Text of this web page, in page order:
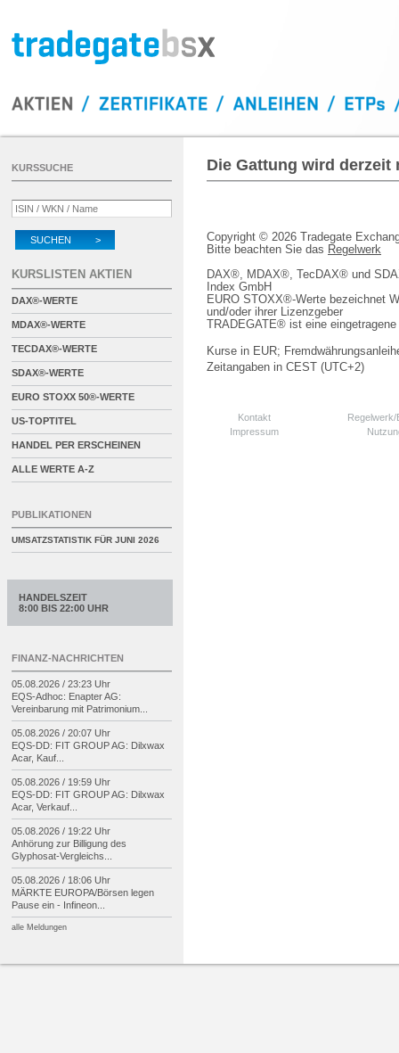
Die Gattung wird derzeit
Copyright © 2026 Tradegate
Bitte beachten Sie das Regelwerk
DAX®, MDAX®, TecDAX® und
Index GmbH
EURO STOXX®-Werte bezeichnet
und/oder ihrer Lizenzgeber
TRADEGATE® ist eine
Kurse in EUR;
Zeitangaben in CEST (UTC+2)
Kontakt
Impressum
KURSSUCHE
SUCHEN >
KURSLISTEN AKTIEN
DAX®-WERTE
MDAX®-WERTE
TECDAX®-WERTE
SDAX®-WERTE
EURO STOXX 50®-WERTE
US-TOPTITEL
HANDEL PER ERSCHEINEN
ALLE WERTE A-Z
PUBLIKATIONEN
UMSATZSTATISTIK FÜR JUNI 2026
HANDELSZEIT
8:00 BIS 22:00 UHR
FINANZ-NACHRICHTEN
05.08.2026 / 23:23 Uhr
EQS-Adhoc: Enapter AG:
Vereinbarung mit Patrimonium...
05.08.2026 / 20:07 Uhr
EQS-DD: FIT GROUP AG: Dilxwax
Acar, Kauf...
05.08.2026 / 19:59 Uhr
EQS-DD: FIT GROUP AG: Dilxwax
Acar, Verkauf...
05.08.2026 / 19:22 Uhr
Anhörung zur Billigung des
Glyphosat-Vergleichs...
05.08.2026 / 18:06 Uhr
MÄRKTE EUROPA/Börsen legen
Pause ein - Infineon...
alle Meldungen